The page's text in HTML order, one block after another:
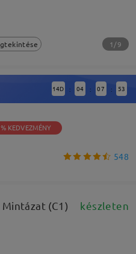
1/9
14D : 04 : 07 : 53
KEDVEZMÉNY
548
(C1) készleten